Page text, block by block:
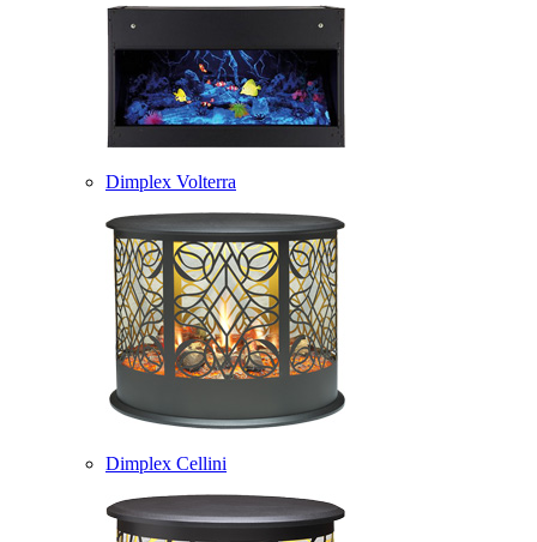
Dimplex Volterra
Dimplex Cellini